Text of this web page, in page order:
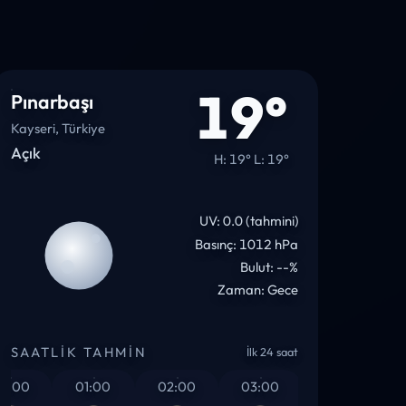
Pınarbaşı
Kayseri, Türkiye
Açık 19°
H: 19° L: 19°
UV: 0.0 (tahmini)
Basınç: 1012 hPa
Bulut: --%
Zaman: Gece
SAATLIK TAHMIN İlk 24 saat
01:00 02:00 03:00